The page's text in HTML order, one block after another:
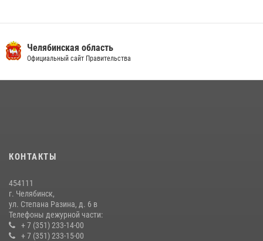
13 июля 2026, 03:02 5
08 июля 2026, 12:05
Челябинская область
Официальный сайт Правительства
КОНТАКТЫ
454111
г. Челябинск,
ул. Степана Разина, д. 6 в
Телефоны дежурной части:
+ 7 (351) 233-14-00
+ 7 (351) 233-15-00